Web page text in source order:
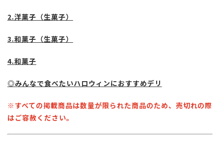
2.洋菓子（生菓子）
3.和菓子（生菓子）
4.和菓子
◎みんなで食べたいハロウィンにおすすめデリ
※すべての掲載商品は数量が限られた商品のため、売切れの際
はご容赦ください。